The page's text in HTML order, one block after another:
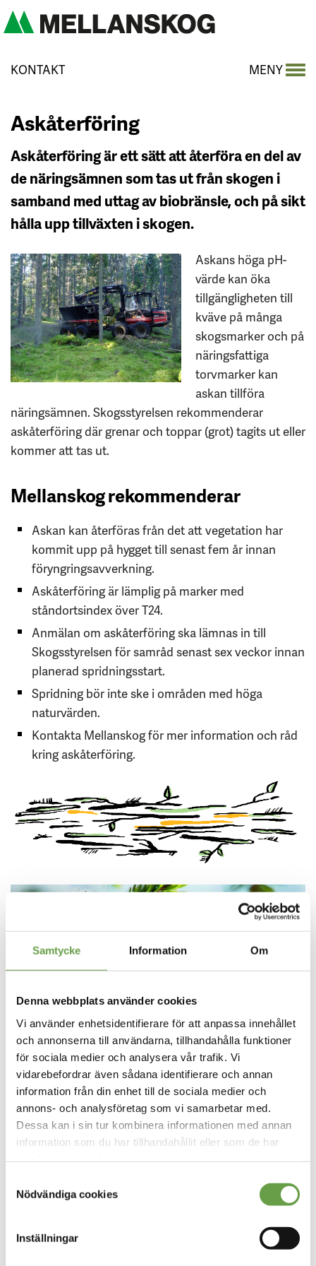
Samtycke Information Om
Denna webbplats använder cookies
Vi använder enhetsidentifierare för att anpassa innehållet
och annonserna till användarna, tillhandahålla funktioner
för sociala medier och analysera vår trafik. Vi
vidarebefordrar även sådana identifierare och annan
information från din enhet till de sociala medier och
annons- och analysföretag som vi samarbetar med.
Dessa kan i sin tur kombinera informationen med annan
information som du har tillhandahållit eller som de har
Nödvändiga cookies
Inställningar
KONTAKT MENY
Askåterföring
Askåterföring är ett sätt att återföra en del av
de näringsämnen som tas ut från skogen i
samband med uttag av biobränsle, och på sikt
hålla upp tillväxten i skogen.
Askans höga pH-
värde kan öka
tillgängligheten till
kväve på många
skogsmarker och på
näringsfattiga
torvmarker kan
askan tillföra
näringsämnen. Skogsstyrelsen rekommenderar
askåterföring där grenar och toppar (grot) tagits ut eller
kommer att tas ut.
Mellanskog rekommenderar
Askan kan återföras från det att vegetation har
kommit upp på hygget till senast fem år innan
föryngringsavverkning.
Askåterföring är lämplig på marker med
ståndortsindex över T24.
Anmälan om askåterföring ska lämnas in till
Skogsstyrelsen för samråd senast sex veckor innan
planerad spridningsstart.
Spridning bör inte ske i områden med höga
naturvärden.
Kontakta Mellanskog för mer information och råd
kring askåterföring.
Sådd
På rätt marker kan sådd vara en intressant metod för att
skapa täta, fina tallföryngringar.Läs mer